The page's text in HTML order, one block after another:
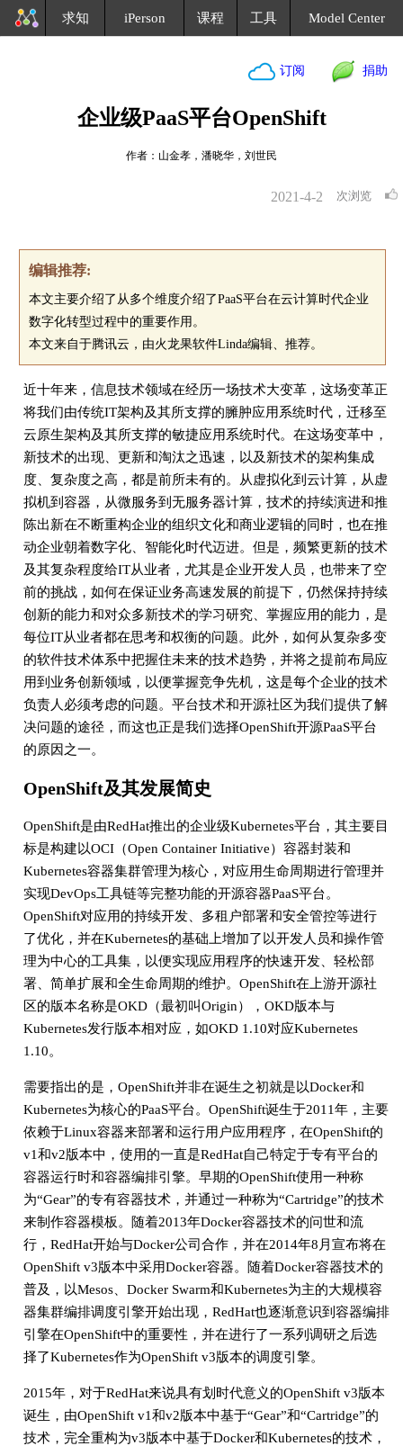
求知 iPerson 课程 工具 Model Center
订阅 捐助
企业级PaaS平台OpenShift
作者：山金孝，潘晓华，刘世民
次浏览
2021-4-2
编辑推荐:
本文主要介绍了从多个维度介绍了PaaS平台在云计算时代企业
数字化转型过程中的重要作用。
本文来自于腾讯云，由火龙果软件Linda编辑、推荐。
近十年来，信息技术领域在经历一场技术大变革，这场变革正
将我们由传统IT架构及其所支撑的臃肿应用系统时代，迁移至
云原生架构及其所支撑的敏捷应用系统时代。在这场变革中，
新技术的出现、更新和淘汰之迅速，以及新技术的架构集成
度、复杂度之高，都是前所未有的。从虚拟化到云计算，从虚
拟机到容器，从微服务到无服务器计算，技术的持续演进和推
陈出新在不断重构企业的组织文化和商业逻辑的同时，也在推
动企业朝着数字化、智能化时代迈进。但是，频繁更新的技术
及其复杂程度给IT从业者，尤其是企业开发人员，也带来了空
前的挑战，如何在保证业务高速发展的前提下，仍然保持持续
创新的能力和对众多新技术的学习研究、掌握应用的能力，是
每位IT从业者都在思考和权衡的问题。此外，如何从复杂多变
的软件技术体系中把握住未来的技术趋势，并将之提前布局应
用到业务创新领域，以便掌握竞争先机，这是每个企业的技术
负责人必须考虑的问题。平台技术和开源社区为我们提供了解
决问题的途径，而这也正是我们选择OpenShift开源PaaS平台
的原因之一。
OpenShift及其发展简史
OpenShift是由RedHat推出的企业级Kubernetes平台，其主要目
标是构建以OCI（Open Container Initiative）容器封装和
Kubernetes容器集群管理为核心，对应用生命周期进行管理并
实现DevOps工具链等完整功能的开源容器PaaS平台。
OpenShift对应用的持续开发、多租户部署和安全管控等进行
了优化，并在Kubernetes的基础上增加了以开发人员和操作管
理为中心的工具集，以便实现应用程序的快速开发、轻松部
署、简单扩展和全生命周期的维护。OpenShift在上游开源社
区的版本名称是OKD（最初叫Origin），OKD版本与
Kubernetes发行版本相对应，如OKD 1.10对应Kubernetes
1.10。
需要指出的是，OpenShift并非在诞生之初就是以Docker和
Kubernetes为核心的PaaS平台。OpenShift诞生于2011年，主要
依赖于Linux容器来部署和运行用户应用程序，在OpenShift的
v1和v2版本中，使用的一直是RedHat自己特定于专有平台的
容器运行时和容器编排引擎。早期的OpenShift使用一种称
为“Gear”的专有容器技术，并通过一种称为“Cartridge”的技术
来制作容器模板。随着2013年Docker容器技术的问世和流
行，RedHat开始与Docker公司合作，并在2014年8月宣布将在
OpenShift v3版本中采用Docker容器。随着Docker容器技术的
普及，以Mesos、Docker Swarm和Kubernetes为主的大规模容
器集群编排调度引擎开始出现，RedHat也逐渐意识到容器编排
引擎在OpenShift中的重要性，并在进行了一系列调研之后选
择了Kubernetes作为OpenShift v3版本的调度引擎。
2015年，对于RedHat来说具有划时代意义的OpenShift v3版本
诞生，由OpenShift v1和v2版本中基于“Gear”和“Cartridge”的
技术，完全重构为v3版本中基于Docker和Kubernetes的技术，